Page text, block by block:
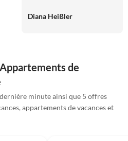
Kreta und sind sehr
atemberaubenden
und fröhlich. Wir haben
unseren Urlaub sehr
Diana Heißler
de
minute ainsi que 5 offres
appartements de vacances et